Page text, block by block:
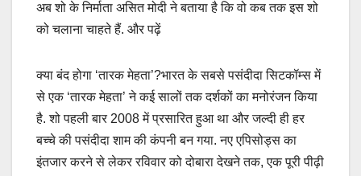
अब शो के निर्माता असित मोदी ने बताया है कि वो कब तक इस शो
को चलाना चाहते हैं. और पढ़ें
क्या बंद होगा ‘तारक मेहता’?भारत के सबसे पसंदीदा सिटकॉम्स में
से एक ‘तारक मेहता’ ने कई सालों तक दर्शकों का मनोरंजन किया
है. शो पहली बार 2008 में प्रसारित हुआ था और जल्दी ही हर
बच्चे की पसंदीदा शाम की कंपनी बन गया. नए एपिसोड्स का
इंतजार करने से लेकर रविवार को दोबारा देखने तक, एक पूरी पीढ़ी